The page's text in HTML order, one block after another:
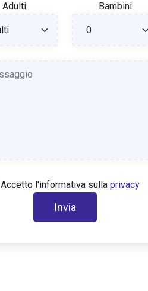
Adulti Bambini
Accetto l'informativa sulla privacy